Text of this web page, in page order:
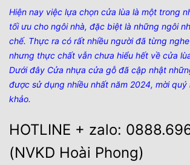
Hiện nay việc lựa chọn cửa lùa là một trong
tối ưu cho ngôi nhà, đặc biệt là những ngôi
chế. Thực ra có rất nhiều người đã từng
nhưng thực chất vẫn chưa hiểu hết về cửa
Dưới đây Cửa nhựa cửa gỗ đã cập nhật
được sử dụng nhiều nhất năm 2024, mời
khảo.
HOTLINE + zalo:
(NVKD Hoài Phong)